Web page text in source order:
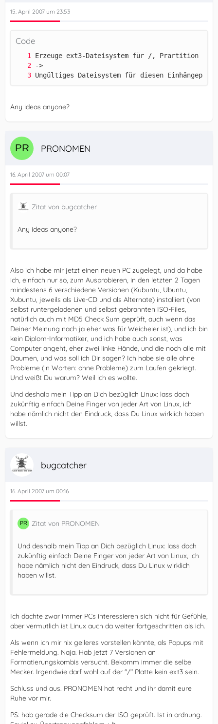
15. April 2007 um 23:53
Code
Ungültiges Dateisystem für diesen Einhängepunkt
Any ideas anyone?
PRONOMEN
16. April 2007 um 00:07
Zitat von bugcatcher
Any ideas anyone?
Also ich habe mir jetzt einen neuen PC zugelegt, und da habe
ich, einfach nur so, zum Ausprobieren, in den letzten 2 Tagen
mindestens 6 verschiedene Versionen (Kubuntu, Ubuntu,
Xubuntu, jeweils als Live-CD und als Alternate) installiert (von
selbst runtergeladenen und selbst gebrannten ISO-Files,
natürlich auch mit MD5 Check Sum geprüft, auch wenn das
Deiner Meinung nach ja eher was für Weicheier ist), und ich bin
kein Diplom-Informatiker, und ich habe auch sonst, was
Computer angeht, eher zwei linke Hände, und die noch alle mit
Daumen, und was soll ich Dir sagen? Ich habe sie alle ohne
Probleme (in Worten: ohne Probleme) zum Laufen gekriegt.
Und weißt Du warum? Weil ich es wollte.
Und deshalb mein Tipp an Dich bezüglich Linux: lass doch
zukünftig einfach Deine Finger von jeder Art von Linux, ich
habe nämlich nicht den Eindruck, dass Du Linux wirklich haben
willst.
bugcatcher
16. April 2007 um 00:16
Zitat von PRONOMEN
Und deshalb mein Tipp an Dich bezüglich Linux: lass doch
zukünftig einfach Deine Finger von jeder Art von Linux, ich
habe nämlich nicht den Eindruck, dass Du Linux wirklich
haben willst.
Ich dachte zwar immer PCs interessieren sich nicht für Gefühle,
aber vermutlich ist Linux auch da weiter fortgeschritten als ich.
Als wenn ich mir nix geileres vorstellen könnte, als Popups mit
Fehlermeldung. Naja. Hab jetzt 7 Versionen an
Formatierungskombis versucht. Bekomm immer die selbe
Mecker. Irgendwie darf wohl auf der "/" Platte kein ext3 sein.
Schluss und aus. PRONOMEN hat recht und ihr damit eure
Ruhe vor mir.
PS: hab gerade die Checksum der ISO geprüft. Ist in ordnung.